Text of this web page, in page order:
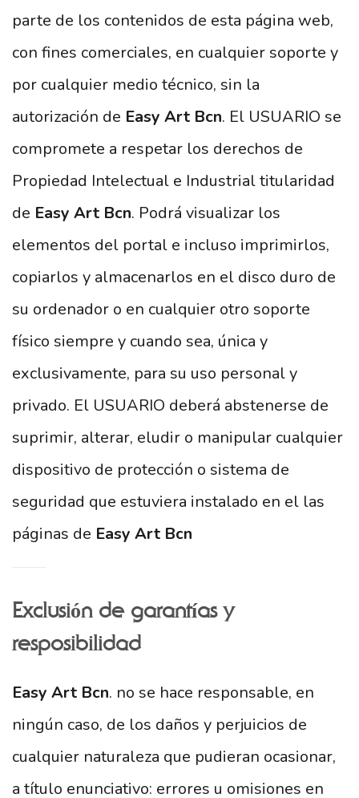
parte de los contenidos de esta página web,
con fines comerciales, en cualquier soporte y
por cualquier medio técnico, sin la
autorización de Easy Art Bcn. El USUARIO se
compromete a respetar los derechos de
Propiedad Intelectual e Industrial titularidad
de Easy Art Bcn. Podrá visualizar los
elementos del portal e incluso imprimirlos,
copiarlos y almacenarlos en el disco duro de
su ordenador o en cualquier otro soporte
físico siempre y cuando sea, única y
exclusivamente, para su uso personal y
privado. El USUARIO deberá abstenerse de
suprimir, alterar, eludir o manipular cualquier
dispositivo de protección o sistema de
seguridad que estuviera instalado en el las
páginas de Easy Art Bcn
Exclusión de garantías y
resposibilidad
Easy Art Bcn. no se hace responsable, en
ningún caso, de los daños y perjuicios de
cualquier naturaleza que pudieran ocasionar,
a título enunciativo: errores u omisiones en